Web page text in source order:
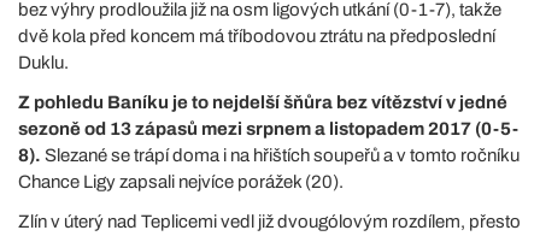
bez výhry prodloužila již na osm ligových utkání (0-1-7), takže
dvě kola před koncem má tříbodovou ztrátu na předposlední
Duklu.
Z pohledu Baníku je to nejdelší šňůra bez vítězství v jedné
sezoně od 13 zápasů mezi srpnem a listopadem 2017 (0-5-
8). Slezané se trápí doma i na hřištích soupeřů a v tomto ročníku
Chance Ligy zapsali nejvíce porážek (20).
Zlín v úterý nad Teplicemi vedl již dvougólovým rozdílem, přesto